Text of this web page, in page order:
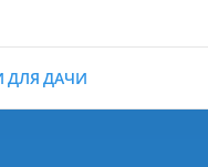
ДЛЯ ДАЧИ